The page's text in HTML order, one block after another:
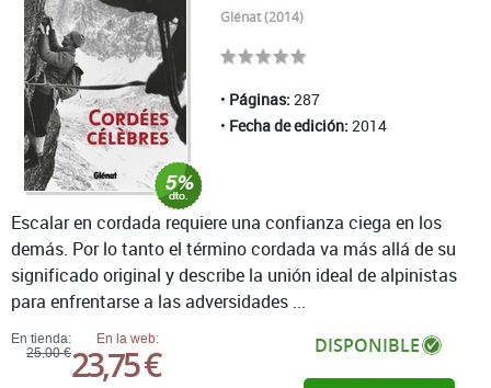
Glénat (2014)
Páginas: 287
Fecha de edición: 2014
En tienda:
25,00 €
En la web:
23,75 € DISPONIBLE
Escalar en cordada requiere una confianza ciega en los
demás. Por lo tanto el término cordada va más allá de su
significado original y describe la unión ideal de alpinistas
para enfrentarse a las adversidades ...